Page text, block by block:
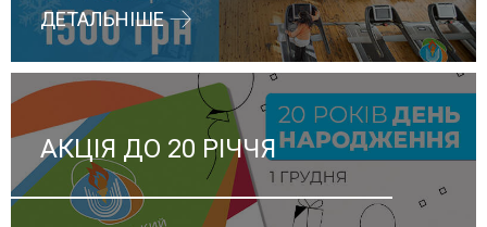
ДЕТАЛЬНІШЕ
АКЦІЯ ДО 20 РІЧЧЯ